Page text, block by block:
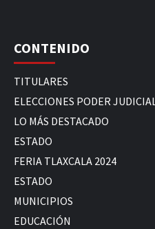
CONTENIDO
TITULARES
ELECCIONES PODER
LO MÁS DESTACADO
ESTADO
FERIA TLAXCALA 2024
ESTADO
MUNICIPIOS
EDUCACIÓN